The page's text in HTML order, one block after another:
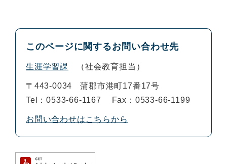
このページに関するお問い合わせ先
生涯学習課 社会教育担当
〒443-0034
蒲郡市港町17番17号
Tel：0533-66-1167
Fax：0533-66-1199
お問い合わせはこちらから